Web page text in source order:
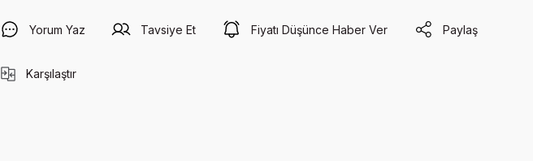
Yorum Yaz Tavsiye Et Fiyatı Düşünce Haber Ver Paylaş
Karşılaştır